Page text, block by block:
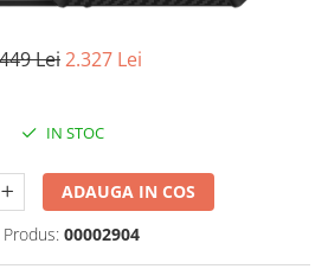
Lei2.327 Lei
IN STOC
ADAUGA IN COS
00002904